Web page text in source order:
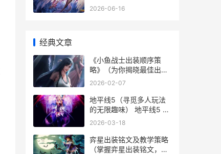
标题，从点击图标到百人
2026-06-16
经典文章
《小鱼战士出装顺序策
略》（为你揭晓最佳出装
顺序，让小鱼战士成为无
小鱼出装
2026-02-07
地平线5（寻觅多人玩法
的无限趣味） 地平线5 11
月5日
2026-03-18
弈星出装铭文及教学策略
（掌握弈星出装铭文，成